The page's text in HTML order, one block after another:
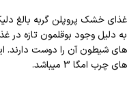
غذای خشک پروپلن گربه بالغ
به دلیل وجود بوقلمون تازه در
های شیطون آن را دوست دارند.
های چرب امگا 3 میباشد.